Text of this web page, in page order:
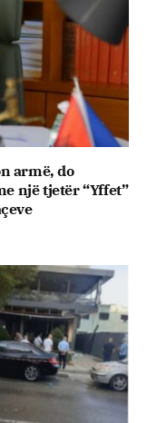
armë, do
një tjetër “Yffet”